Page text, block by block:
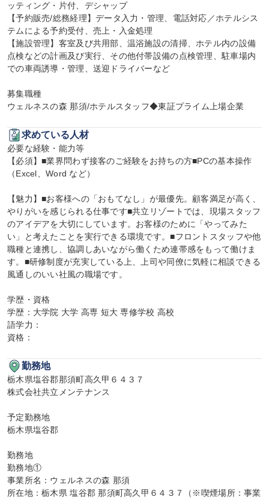
ッティング・片付、デシャップ
【予約販売/総務経理】データ入力・管理、電話対応／ホテルシス
テムによる予約受付、売上・入金処理
【施設管理】客室及び共用部、温浴施設の清掃、ホテル内の設備
点検などの計画及び実行、その他付帯設備の点検管理、駐車場内
での車両誘導・管理、送迎ドライバーなど
募集職種
ウェルネスの森 那須/ホテルスタッフ◆東証プライム上場企業
求めている人材
必要な経験・能力等
【必須】■業界問わず接客のご経験をお持ちの方■PCの基本操作
（Excel、Word など）
【魅力】■お客様への「おもてなし」が最優先。顧客満足が高く、
やりがいを感じられる仕事です■共立リゾートでは、現場スタッフ
のアイデアを大切にしています。お客様のために「やってみた
い」と考えたことを実行できる環境です。■フロントスタッフや他
職種と連携し、協調しあいながら働くため連帯感をもって働けま
す。■研修制度が充実している上、上司や同僚に気軽に相談できる
風通しのいい社風の職場です。
学歴・資格
学歴：大学院 大学 高専 短大 専修学校 高校
語学力：
資格：
勤務地
栃木県塩谷郡那須町高久甲６４３７
株式会社共立メンテナンス
予定勤務地
栃木県塩谷郡
勤務地
勤務地①
事業所名：ウェルネスの森 那須
所在地：栃木県 塩谷郡 那須町高久甲６４３７（※喫煙場所：事業